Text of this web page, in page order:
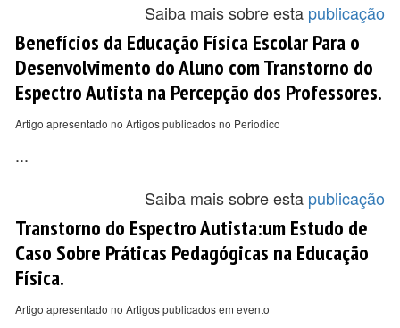
Saiba mais sobre esta publicação
Benefícios da Educação Física Escolar Para o
Desenvolvimento do Aluno com Transtorno do
Espectro Autista na Percepção dos Professores.
Artigo apresentado no Artigos publicados no Periodico
...
Saiba mais sobre esta publicação
Transtorno do Espectro Autista:um Estudo de
Caso Sobre Práticas Pedagógicas na Educação
Física.
Artigo apresentado no Artigos publicados em evento